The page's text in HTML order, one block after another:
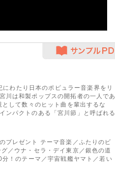
わたり日本のポピュラー音楽界をリ
川は和製ポップスの開拓者の一人であ
して数々のヒット曲を輩出するな
ンパクトのある「宮川節」と呼ばれる
プレゼント テーマ音楽／ふたりのビ
／ウナ・セラ・デイ東京／銀色の道
！のテーマ／宇宙戦艦ヤマト／若い